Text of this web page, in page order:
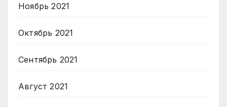
Ноябрь 2021
Октябрь 2021
Сентябрь 2021
Август 2021